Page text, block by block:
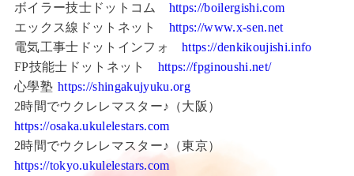
ボイラー技士ドットコム https://boilergishi.com
エックス線ドットネット https://www.x-sen.net
電気工事士ドットインフォhttps://denkikoujishi.info
FP技能士ドットネット https://fpginoushi.net/
心學塾 https://shingakujyuku.org
2時間でウクレレマスター♪（大阪）
https://osaka.ukulelestars.com
2時間でウクレレマスター♪（東京）
https://tokyo.ukulelestars.com